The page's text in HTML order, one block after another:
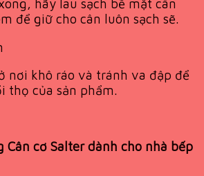
hãy lau sạch bề mặt cân
để giữ cho cân luôn sạch sẽ.
nơi khô ráo và tránh va đập để
thọ của sản phẩm.
Cân cơ Salter dành cho nhà bếp